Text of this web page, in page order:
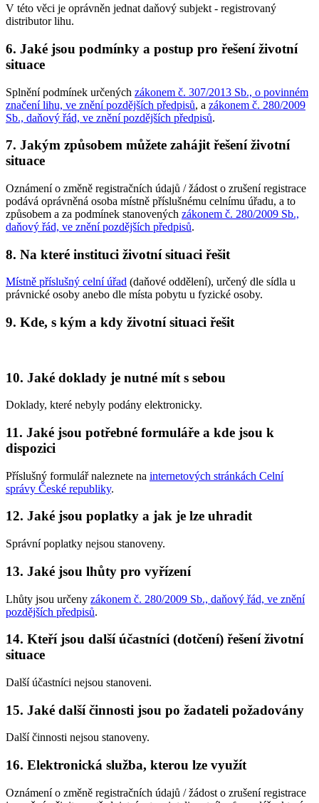
V této věci je oprávněn jednat daňový subjekt - registrovaný
distributor lihu.
6. Jaké jsou podmínky a postup pro řešení životní
situace
Splnění podmínek určených zákonem č. 307/2013 Sb., o povinném
značení lihu, ve znění pozdějších předpisů, a zákonem č. 280/2009
Sb., daňový řád, ve znění pozdějších předpisů.
7. Jakým způsobem můžete zahájit řešení životní
situace
Oznámení o změně registračních údajů / žádost o zrušení registrace
podává oprávněná osoba místně příslušnému celnímu úřadu, a to
způsobem a za podmínek stanovených zákonem č. 280/2009 Sb.,
daňový řád, ve znění pozdějších předpisů.
8. Na které instituci životní situaci řešit
Místně příslušný celní úřad (daňové oddělení), určený dle sídla u
právnické osoby anebo dle místa pobytu u fyzické osoby.
9. Kde, s kým a kdy životní situaci řešit
10. Jaké doklady je nutné mít s sebou
Doklady, které nebyly podány elektronicky.
11. Jaké jsou potřebné formuláře a kde jsou k
dispozici
Příslušný formulář naleznete na internetových stránkách Celní
správy České republiky.
12. Jaké jsou poplatky a jak je lze uhradit
Správní poplatky nejsou stanoveny.
13. Jaké jsou lhůty pro vyřízení
Lhůty jsou určeny zákonem č. 280/2009 Sb., daňový řád, ve znění
pozdějších předpisů.
14. Kteří jsou další účastníci (dotčení) řešení životní
situace
Další účastníci nejsou stanoveni.
15. Jaké další činnosti jsou po žadateli požadovány
Další činnosti nejsou stanoveny.
16. Elektronická služba, kterou lze využít
Oznámení o změně registračních údajů / žádost o zrušení registrace